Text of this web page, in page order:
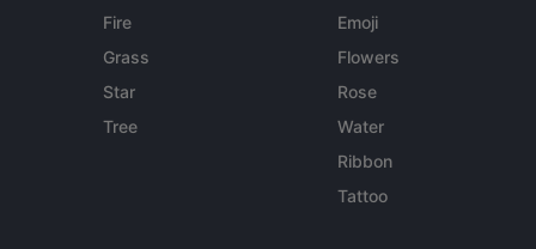
Fire
Grass
Star
Tree
Emoji
Flowers
Rose
Water
Ribbon
Tattoo